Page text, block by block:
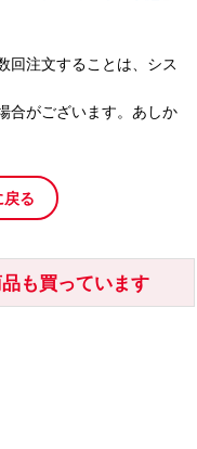
回注文することは、シス
合がございます。あしか
戻る
も買っています